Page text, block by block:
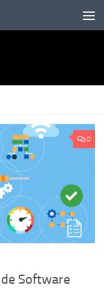
0
Software